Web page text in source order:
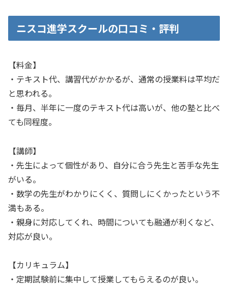
ニスコ進学スクールの口コミ・評判
【料金】
・テキスト代、講習代がかかるが、通常の授業料は平均だ
と思われる。
・毎月、半年に一度のテキスト代は高いが、他の塾と比べ
ても同程度。
【講師】
・先生によって個性があり、自分に合う先生と苦手な先生
がいる。
・数学の先生がわかりにくく、質問しにくかったという不
満もある。
・親身に対応してくれ、時間についても融通が利くなど、
対応が良い。
【カリキュラム】
・定期試験前に集中して授業してもらえるのが良い。